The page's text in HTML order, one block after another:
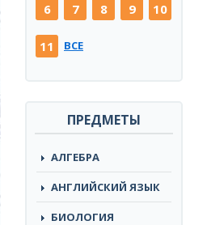
6 7 8 9 10
11 ВСЕ
ПРЕДМЕТЫ
АЛГЕБРА
АНГЛИЙСКИЙ ЯЗЫК
БИОЛОГИЯ